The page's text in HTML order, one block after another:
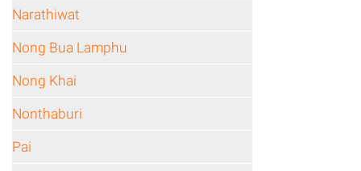
Narathiwat
Nong Bua Lamphu
Nong Khai
Nonthaburi
Pai